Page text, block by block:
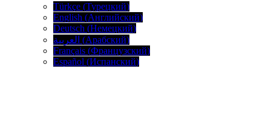
Türkçe (Турецкий)
English (Английский)
Deutsch (Немецкий)
العربية (Арабский)
Français (Французский)
Español (Испанский)